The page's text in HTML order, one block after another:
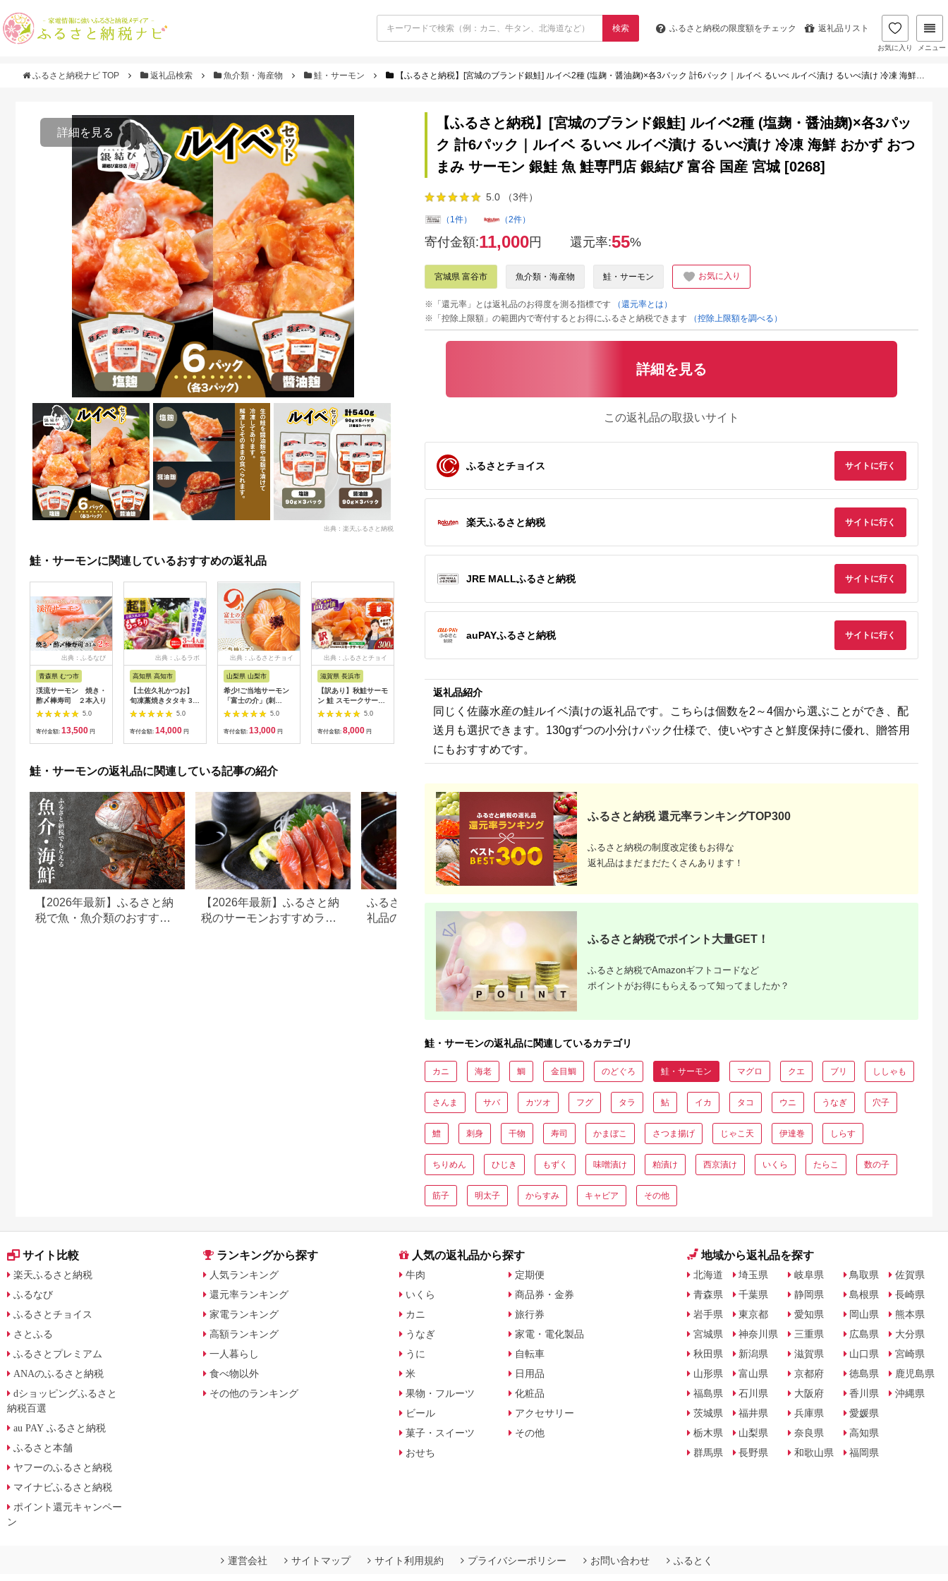
検索 ふるさと納税の限度額をチェック 返礼品リスト
お気に入り メニュー
ふるさと納税ナビ TOP 返礼品検索 魚介類・海産物 鮭・サーモン 【ふるさと納税】[宮城のブランド銀鮭] ルイベ2種 (塩麹・醤油麹)×各3パック 計6パック｜ルイベ るいべ ルイベ漬け るいべ漬け 冷凍 海鮮 おかず おつまみ サーモン 銀鮭 魚 鮭専門店 銀結び 富谷 国産 宮城 [0268]
詳細を見る
出典：楽天ふるさと納税
鮭・サーモンに関連しているおすすめの返礼品
出典：ふるなび
青森県 むつ市
渓流サーモン 焼き・
酢〆棒寿司 ２本入り
5.0
寄付金額: 13,500 円
出典：ふるラボ
高知県 高知市
【土佐久礼かつお】
旬凍藁焼きタタキ 3〜
4人前（約400g） / 高
知 土佐 久礼 かつお
カツオ 鰹 たたき タタ
5.0
寄付金額: 14,000 円
出典：ふるさとチョイ
山梨県 山梨市
希少!ご当地サーモン
「富士の介」(刺
身)240g(80g×3)少量
パックを冷凍便でお届
け【1460519】
5.0
寄付金額: 13,000 円
出典：ふるさとチョイ
滋賀県 長浜市
【訳あり】秋鮭サーモ
ン 鮭 スモークサーモ
ン （切り落とし）
100g×3 滋賀県長浜
市/株式会社中村屋
ダ シーフード クリー
ムチーズ サンドイッ
チ 海鮮セット パーテ
ィー用 人気 プレゼン
ト ギフト 贈答
5.0
寄付金額: 8,000 円
出典：ふるなび
【永徳 鮭乃蔵】 塩引
5.0
24,000 円
出典：ふるなび
漬・切干漬) 鮭フレー
供 新潟県 新潟市 しゃ
5.0
寄付金額:11,000円
出典：楽天ふるさと納
りフィレ＆冷燻サーモ
モン フィレ スモーク
5.0
寄付金額:18,000 円
出典：楽天ふるさと納
し 惣菜 魚貝類 鮭のほ
のお供 おかず おにぎ
5.0
寄付金額: 11,000円
出典：ふるなび
450g
5.0
寄付金額: 16,000 円
出典：楽天ふるさと
漬け 小分け 3切×3袋
真空パック 銀鮭 切り
寄付金額:16,000
鮭・サーモンの返礼品に関連している記事の紹介
【2026年最新】ふるさと納
税で魚・魚介類のおすすめ
【2026年最新】ふるさと納
税のサーモンおすすめラン
ふるさと納税「魚介類」返
礼品の還元率ランキング！
切り身や詰め合わせ、定期
【47都道府県の特産品】ふ
【ふるさと納税】[宮城のブランド銀鮭] ルイベ2種 (塩麹・醤油麹)×各3パッ
ク 計6パック｜ルイベ るいべ ルイベ漬け るいべ漬け 冷凍 海鮮 おかず おつ
まみ サーモン 銀鮭 魚 鮭専門店 銀結び 富谷 国産 宮城 [0268]
5.0 （3件）
（1件） （2件）
寄付金額:11,000円 還元率:55%
宮城県 富谷市 魚介類・海産物 鮭・サーモン お気に入り
※「還元率」とは返礼品のお得度を測る指標です
（還元率とは）
※「控除上限額」の範囲内で寄付するとお得にふるさと納税できます
（控除上限額を調べる）
詳細を見る
この返礼品の取扱いサイト
ふるさとチョイス サイトに行く
楽天ふるさと納税 サイトに行く
JRE MALLふるさと納税 サイトに行く
auPAYふるさと納税 サイトに行く
返礼品紹介
同じく佐藤水産の鮭ルイベ漬けの返礼品です。こちらは個数を2～4個から選ぶことができ、配
送月も選択できます。130gずつの小分けパック仕様で、使いやすさと鮮度保持に優れ、贈答用
にもおすすめです。
ふるさと納税 還元率ランキングTOP300
ふるさと納税の制度改定後もお得な
返礼品はまだまだたくさんあります！
ふるさと納税でポイント大量GET！
ふるさと納税でAmazonギフトコードなど
ポイントがお得にもらえるって知ってましたか？
鮭・サーモンの返礼品に関連しているカテゴリ
カニ 海老 鯛 金目鯛 のどぐろ 鮭・サーモン マグロ クエ ブリ ししゃも
さんま サバ カツオ フグ タラ 鮎 イカ タコ ウニ うなぎ 穴子
鱧 刺身 干物 寿司 かまぼこ さつま揚げ じゃこ天 伊達巻 しらす
ちりめん ひじき もずく 味噌漬け 粕漬け 西京漬け いくら たらこ 数の子
筋子 明太子 からすみ キャビア その他
サイト比較
楽天ふるさと納税
ふるなび
ふるさとチョイス
さとふる
ふるさとプレミアム
ANAのふるさと納税
dショッピングふるさと
納税百選
au PAY ふるさと納税
ふるさと本舗
ヤフーのふるさと納税
マイナビふるさと納税
ポイント還元キャンペー
ン
ランキングから探す
人気ランキング
還元率ランキング
家電ランキング
高額ランキング
一人暮らし
食べ物以外
その他のランキング
人気の返礼品から探す
牛肉
いくら
カニ
うなぎ
うに
米
果物・フルーツ
ビール
菓子・スイーツ
おせち
定期便
商品券・金券
旅行券
家電・電化製品
自転車
日用品
化粧品
アクセサリー
その他
地域から返礼品を探す
北海道
青森県
岩手県
宮城県
秋田県
山形県
福島県
茨城県
栃木県
群馬県
埼玉県
千葉県
東京都
神奈川県
新潟県
富山県
石川県
福井県
山梨県
長野県
岐阜県
静岡県
愛知県
三重県
滋賀県
京都府
大阪府
兵庫県
奈良県
和歌山県
鳥取県
島根県
岡山県
広島県
山口県
徳島県
香川県
愛媛県
高知県
福岡県
佐賀県
長崎県
熊本県
大分県
宮崎県
鹿児島県
沖縄県
運営会社 サイトマップ サイト利用規約 プライバシーポリシー お問い合わせ ふるとく